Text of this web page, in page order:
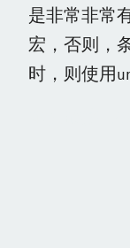
是非常非常
宏，否则，
时，则使用